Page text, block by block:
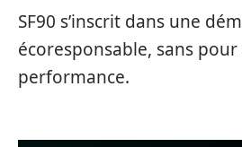
SF90 s’inscrit dans une
écoresponsable, sans
performance.